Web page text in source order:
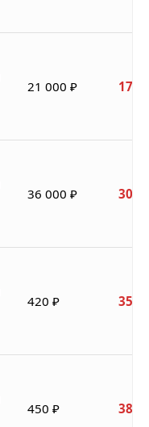
21 000 ₽ 17
36 000 ₽ 30
420 ₽ 357
450 ₽ 383